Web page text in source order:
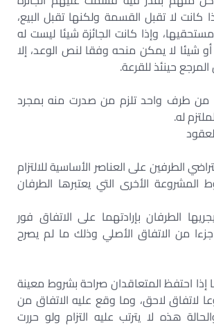
كانت لا تقبل القسمة ولكنها تقبل البيع،
وإذا كانت الجائزة شيئا ليست له
شيئا لا يمكن منحه وفقا لنص الوعد، إلا
حينئذ للقرعة.
من طرف واحد تلزم من صدرت منه بمجرد
له.
الطرفين على العناصر الأساسية للالتزام
المشروعة الأخرى التي يعتبرها الطرفان
الطرفان بإرادتهما على الاتفاق فور
جزءا من الاتفاق الأصلي وذلك ما لم يصرح
إذا احتفظ المتعاقدان صراحة بشروط معينة
لاحق، وما وقع عليه الاتفاق من
هذه لا يترتب عليه التزام ولو حررت